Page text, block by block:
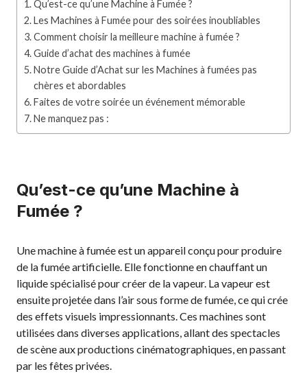
Qu’est-ce qu’une Machine à Fumée ?
Les Machines à Fumée pour des soirées inoubliables
Comment choisir la meilleure machine à fumée ?
Guide d’achat des machines à fumée
Notre Guide d’Achat sur les Machines à fumées pas
chères et abordables
Faites de votre soirée un événement mémorable
Ne manquez pas :
Qu’est-ce qu’une Machine à
Fumée ?
Une machine à fumée est un appareil conçu pour produire
de la fumée artificielle. Elle fonctionne en chauffant un
liquide spécialisé pour créer de la vapeur. La vapeur est
ensuite projetée dans l’air sous forme de fumée, ce qui crée
des effets visuels impressionnants. Ces machines sont
utilisées dans diverses applications, allant des spectacles
de scène aux productions cinématographiques, en passant
par les fêtes privées.